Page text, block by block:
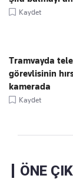
Kaydet
Tramvayda
görevlisinin
kamerada
Kaydet
ÖNE